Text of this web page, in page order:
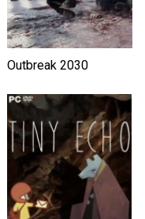
Outbreak 2030